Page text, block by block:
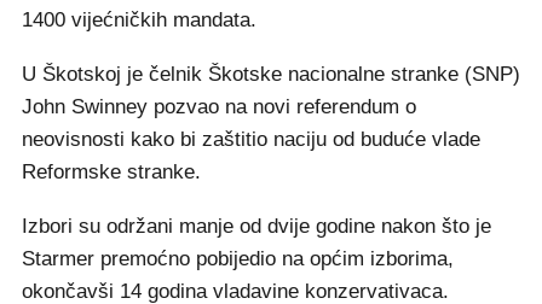
1400 vijećničkih mandata.
U Škotskoj je čelnik Škotske nacionalne stranke (SNP)
John Swinney pozvao na novi referendum o
neovisnosti kako bi zaštitio naciju od buduće vlade
Reformske stranke.
Izbori su održani manje od dvije godine nakon što je
Starmer premoćno pobijedio na općim izborima,
okončavši 14 godina vladavine konzervativaca.